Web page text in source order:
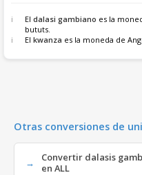
El dalasi gambiano es la
bututs.
El kwanza es la moneda de
Otras conversiones de
Convertir dalasis
en ALL